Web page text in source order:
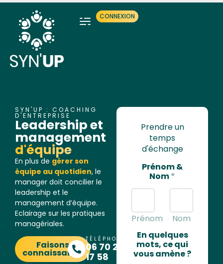
CONNEXION
SYN'UP : COACHING
D'ENTREPRISE
Leadership et
management
d'équipe
En plus de gérer son
équipe au quotidien, le
manager doit concilier le
leadership et le
management d’équipe.
Eclairage sur les pratiques
managériales.
Faisons
connaissance
TÉLÉPHONE
06 70 26
17 58
Prendre un
temps
d'échange
Prénom &
Nom*
Prénom
Nom
En quelques
mots, ce qui
vous amène ?